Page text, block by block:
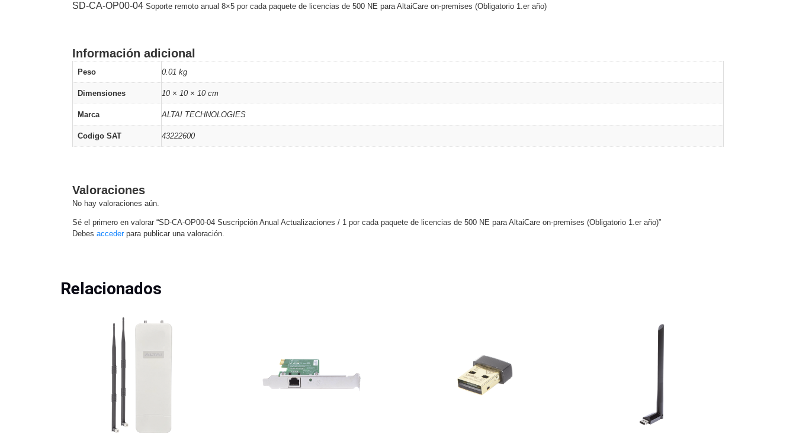
Software VMS y Analíticas
Videoporteros e Interfonos
Accesorios Intercomunicadores
SD-CA-OP00-04 Soporte remoto anual 8×5 por cada paquete de licencias de 500 NE para AltaiCare on-premises (Obligatorio 1.er año)
Información adicional
Peso 0.01 kg
Dimensiones 10 × 10 × 10 cm
Marca ALTAI TECHNOLOGIES
Codigo SAT 43222600
Valoraciones
No hay valoraciones aún.
Sé el primero en valorar “SD-CA-OP00-04 Suscripción Anual Actualizaciones / 1 por cada paquete de licencias de 500 NE para AltaiCare on-premises (Obligatorio 1.er año)”
Debes accederpara publicar una valoración.
Relacionados